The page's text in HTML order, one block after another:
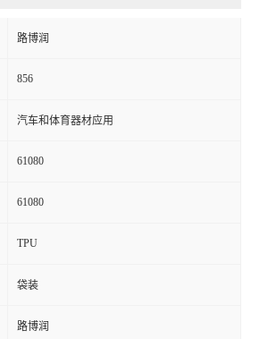
路博润
856
汽车和体育器材应用
61080
61080
TPU
袋装
路博润